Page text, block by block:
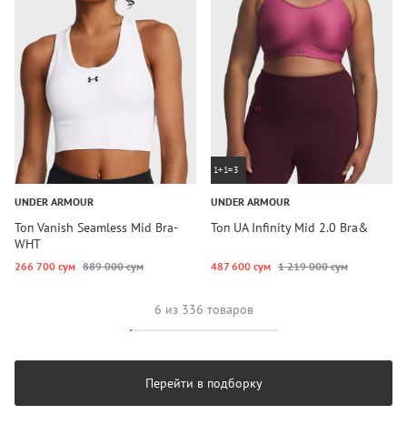
UNDER ARMOUR
Топ Vanish Seamless Mid Bra-
WHT
266 700 сум 889 000 сум
1+1=3
UNDER ARMOUR
Топ UA Infinity Mid 2.0 Bra&
487 600 сум 1 219 000 сум
6 из 336 товаров
Перейти в подборку